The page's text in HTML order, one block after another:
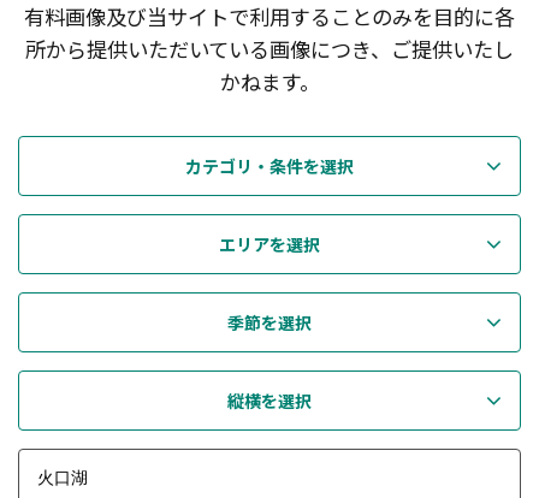
有料画像及び当サイトで利用することのみを目的に各
所から提供いただいている画像につき、ご提供いたし
かねます。
カテゴリ・条件を選択
エリアを選択
季節を選択
縦横を選択